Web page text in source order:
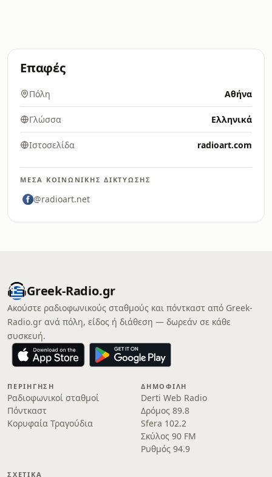
Επαφές
Πόλη Αθήνα
Γλώσσα Ελληνικά
Ιστοσελίδα radioart.com
ΜΈΣΑ ΚΟΙΝΩΝΙΚΉΣ ΔΙΚΤΎΩΣΗΣ
@radioart.net
Greek-Radio.gr
Ακούστε ραδιοφωνικούς σταθμούς και πόντκαστ από Greek-
Radio.gr ανά πόλη, είδος ή διάθεση — δωρεάν σε κάθε
συσκευή.
ΠΕΡΙΉΓΗΣΗ
Ραδιοφωνικοί σταθμοί
Πόντκαστ
Κορυφαία Τραγούδια
ΔΗΜΟΦΙΛΉ
Derti Web Radio
Δρόμος 89.8
Sfera 102.2
Σκύλος 90 FM
Ρυθμός 94.9
ΣΧΕΤΙΚΆ